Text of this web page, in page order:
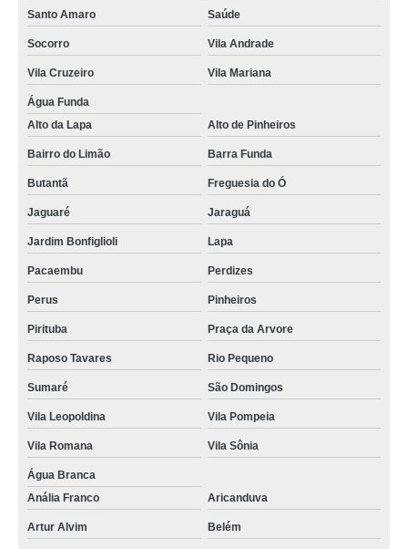
preço de manequim infantil sem rosto Parque São Rafael
onde vende manequim infantil cromado Bela Cintra
onde vende manequim infantil com rosto Interlagos
onde vende manequim infantil fibra Jardim Paulista
preço de manequim infantil sem rosto Parque do Carmo
preço de manequim infantil cromado Vila Leopoldina
preço de manequim infantil fibra Vila Mariana
manequim infantil para vitrine Vila Matilde
preço de manequim infantil para vitrine Vila Buarque
manequim infantil para vitrine São Miguel Paulista
onde vende manequim infantil para vitrine Jaçanã
onde vende manequim infantil de fibra Pedreira
preço de manequim infantil Cidade Ademar
preço de manequim infantil cabeça ovo Penha
manequim infantil sem rosto para locação Sumaré
Santo Amaro Saúde
Socorro Vila Andrade
Vila Cruzeiro Vila Mariana
Água Funda
Alto da Lapa
Alto de Pinheiros
Bairro do Limão Barra Funda
Butantã Freguesia do Ó
Jaguaré Jaraguá
Jardim Bonfiglioli Lapa
Pacaembu Perdizes
Perus Pinheiros
Pirituba Praça da Arvore
Raposo Tavares Rio Pequeno
Sumaré São Domingos
Vila Leopoldina Vila Pompeia
Vila Romana Vila Sônia
Água Branca
Anália Franco
Aricanduva
Artur Alvim Belém